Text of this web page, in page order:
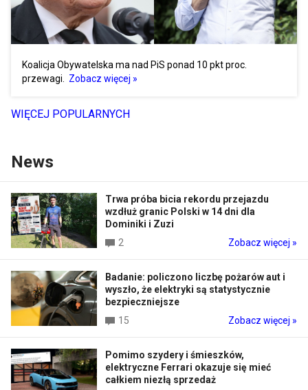
Koalicja Obywatelska ma nad PiS ponad 10 pkt proc.
przewagi.
Zobacz więcej »
WIĘCEJ POPULARNYCH
News
Trwa próba bicia rekordu przejazdu
wzdłuż granic Polski w 14 dni dla
Dominiki i Zuzi
2
Zobacz więcej »
Badanie: policzono liczbę pożarów aut i
wyszło, że elektryki są statystycznie
bezpieczniejsze
15
Zobacz więcej »
Pomimo szydery i śmieszków,
elektryczne Ferrari okazuje się mieć
całkiem niezłą sprzedaż